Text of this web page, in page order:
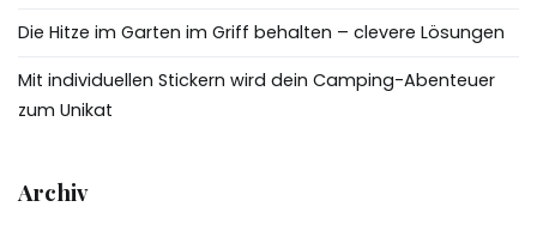
Die Hitze im Garten im Griff behalten – clevere Lösungen
Mit individuellen Stickern wird dein Camping-Abenteuer
zum Unikat
Archiv